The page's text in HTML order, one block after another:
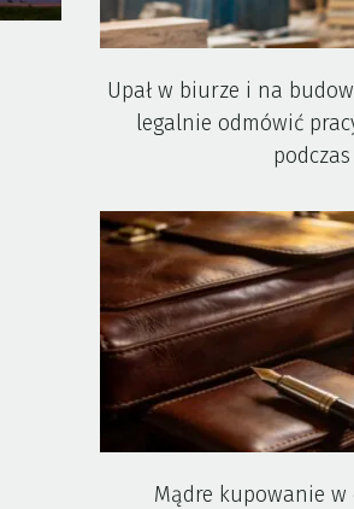
Upał w biurze i na
legalnie odmówić
Mądre kupowanie w